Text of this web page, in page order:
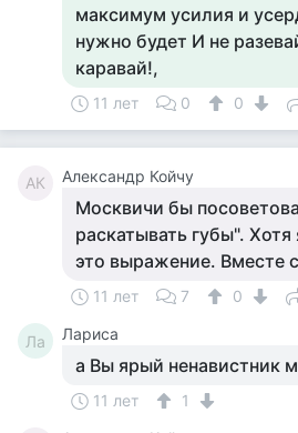
максимум усилия и
нужно будет И не
каравай!,
11 лет 0 0
АК Александр Койчу
Москвичи бы
раскатывать губы".
это выражение. Вместе
11 лет 7 0
Ла Лариса
а Вы ярый ненавистник
11 лет 1